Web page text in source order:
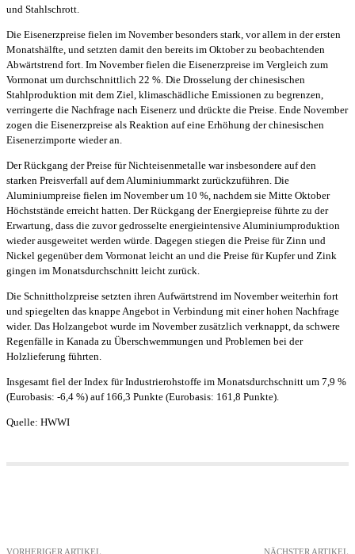
und Stahlschrott.
Die Eisenerzpreise fielen im November besonders stark, vor allem in der ersten
Monatshälfte, und setzten damit den bereits im Oktober zu beobachtenden
Abwärtstrend fort. Im November fielen die Eisenerzpreise im Vergleich zum
Vormonat um durchschnittlich 22 %. Die Drosselung der chinesischen
Stahlproduktion mit dem Ziel, klimaschädliche Emissionen zu begrenzen,
verringerte die Nachfrage nach Eisenerz und drückte die Preise. Ende November
zogen die Eisenerzpreise als Reaktion auf eine Erhöhung der chinesischen
Eisenerzimporte wieder an.
Der Rückgang der Preise für Nichteisenmetalle war insbesondere auf den
starken Preisverfall auf dem Aluminiummarkt zurückzuführen. Die
Aluminiumpreise fielen im November um 10 %, nachdem sie Mitte Oktober
Höchststände erreicht hatten. Der Rückgang der Energiepreise führte zu der
Erwartung, dass die zuvor gedrosselte energieintensive Aluminiumproduktion
wieder ausgeweitet werden würde. Dagegen stiegen die Preise für Zinn und
Nickel gegenüber dem Vormonat leicht an und die Preise für Kupfer und Zink
gingen im Monatsdurchschnitt leicht zurück.
Die Schnittholzpreise setzten ihren Aufwärtstrend im November weiterhin fort
und spiegelten das knappe Angebot in Verbindung mit einer hohen Nachfrage
wider. Das Holzangebot wurde im November zusätzlich verknappt, da schwere
Regenfälle in Kanada zu Überschwemmungen und Problemen bei der
Holzlieferung führten.
Insgesamt fiel der Index für Industrierohstoffe im Monatsdurchschnitt um 7,9 %
(Eurobasis: -6,4 %) auf 166,3 Punkte (Eurobasis: 161,8 Punkte).
Quelle: HWWI
VORHERIGER ARTIKEL NÄCHSTER ARTIKEL